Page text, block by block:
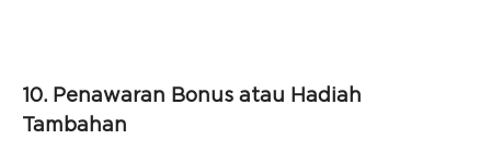
10. Penawaran Bonus atau Hadiah
Tambahan